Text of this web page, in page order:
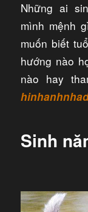
Những ai
mình mệnh
muốn biết
hướng nào
nào hay
Sinh